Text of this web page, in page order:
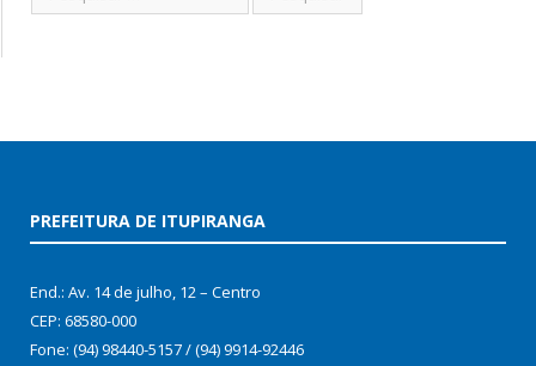
PREFEITURA DE ITUPIRANGA
End.: Av. 14 de julho, 12 – Centro
CEP: 68580-000
Fone: (94) 98440-5157 / (94) 9914-92446